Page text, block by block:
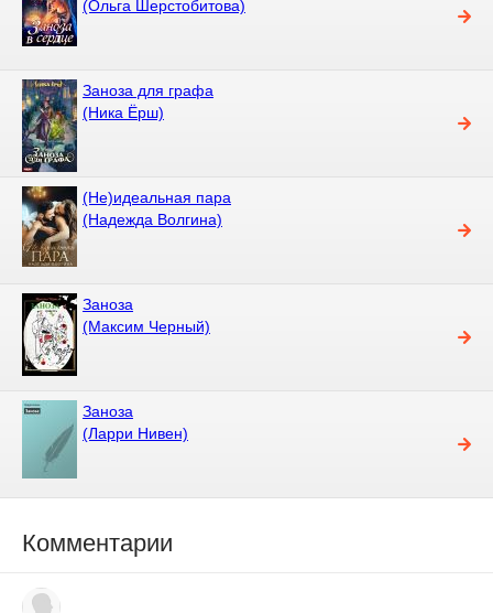
(Ольга Шерстобитова)
Заноза для графа
(Ника Ёрш)
(Не)идеальная пара
(Надежда Волгина)
Заноза
(Максим Черный)
Заноза
(Ларри Нивен)
Комментарии